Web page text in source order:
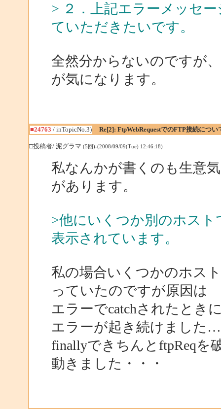
> ２．上記エラーメッセ
ていただきたいです。
全然分からないのですが、
が気になります。
■24763 / inTopicNo.3) Re[2]: FtpWebRequestでのFTP接続につい
□投稿者/ 泥グラマ (5回)-(2008/09/09(Tue) 12:46:18)
私なんかが書くのも生意
があります。
>他にいくつか別のホス
表示されています。
私の場合いくつかのホス
っていたのですが原因は
エラーでcatchされたとき
エラーが起き続けました…
finallyできちんとftpReqを
動きました・・・